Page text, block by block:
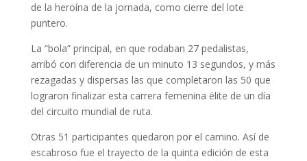
de la heroína de la jornada, como cierre del lote
puntero.
La “bola” principal, en que rodaban 27 pedalistas,
arribó con diferencia de un minuto 13 segundos, y más
rezagadas y dispersas las que completaron las 50 que
lograron finalizar esta carrera femenina élite de un día
del circuito mundial de ruta.
Otras 51 participantes quedaron por el camino. Así de
escabroso fue el trayecto de la quinta edición de esta